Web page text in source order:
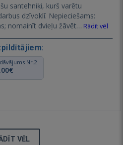
Nepieciešams:
nomainīt dvieļu žāvēt… Rādīt vēl
Nr.2
VĒL